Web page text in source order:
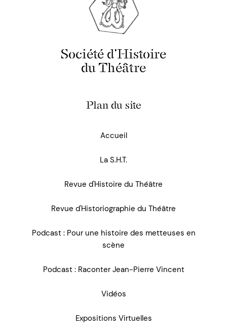
Société d'Histoire
du Théâtre
Plan du site
Accueil
La S.H.T.
Revue d'Histoire du Théâtre
Revue d'Historiographie du Théâtre
Podcast : Pour une histoire des metteuses en
scène
Podcast : Raconter Jean-Pierre Vincent
Vidéos
Expositions Virtuelles